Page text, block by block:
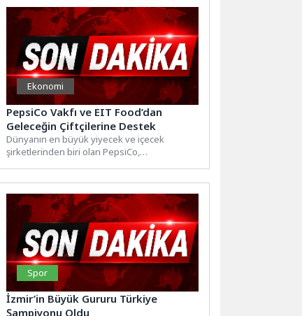
Ekonomi
PepsiCo Vakfı ve EIT Food’dan
Geleceğin Çiftçilerine Destek
Dünyanın en büyük yiyecek ve içecek
şirketlerinden biri olan PepsiCo,
Spor
İzmir’in Büyük Gururu Türkiye
Şampiyonu Oldu